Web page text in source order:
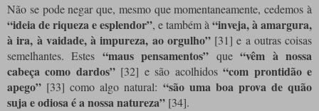
Não se pode negar que, mesmo que momentaneamente, cedemos à
“ideia de riqueza e esplendor”, e também à “inveja, à amargura,
à ira, à vaidade, à impureza, ao orgulho” [31] e a outras coisas
semelhantes. Estes “maus pensamentos” que“vêm à nossa
cabeça como dardos” [32] e são acolhidos“com prontidão e
apego” [33] como algo natural: “são uma boa prova de quão
suja e odiosa é a nossa natureza” [34].